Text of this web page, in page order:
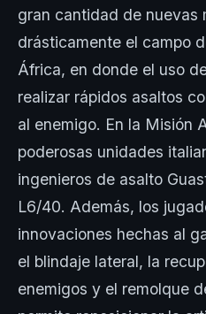
gran cantidad de nuevas
drásticamente el campo
África, en donde el uso
realizar rápidos asaltos
al enemigo. En la Misión
poderosas unidades
ingenieros de asalto
L6/40. Además, los
innovaciones hechas al
el blindaje lateral, la
enemigos y el remolque